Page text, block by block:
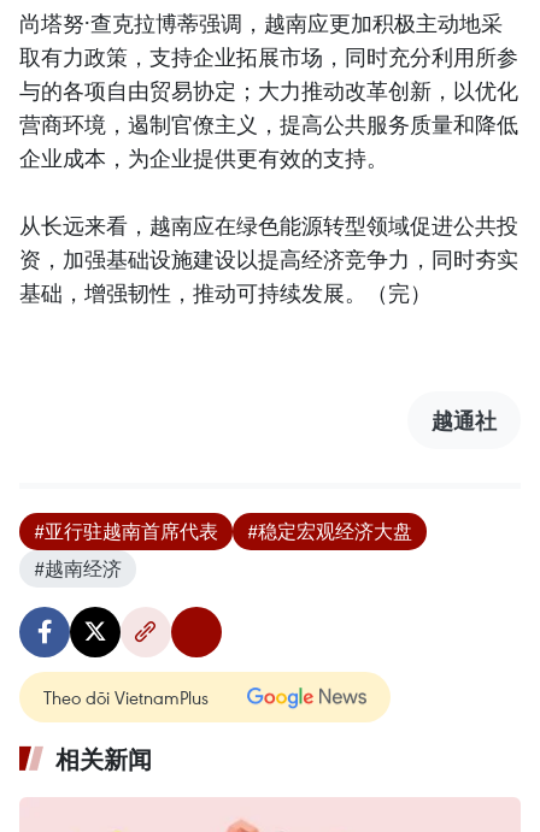
尚塔努·查克拉博蒂强调，越南应更加积极主动地采
取有力政策，支持企业拓展市场，同时充分利用所参
与的各项自由贸易协定；大力推动改革创新，以优化
营商环境，遏制官僚主义，提高公共服务质量和降低
企业成本，为企业提供更有效的支持。
从长远来看，越南应在绿色能源转型领域促进公共投
资，加强基础设施建设以提高经济竞争力，同时夯实
基础，增强韧性，推动可持续发展。（完）
越通社
#亚行驻越南首席代表
#稳定宏观经济大盘
#越南经济
Theo dõi VietnamPlus
相关新闻